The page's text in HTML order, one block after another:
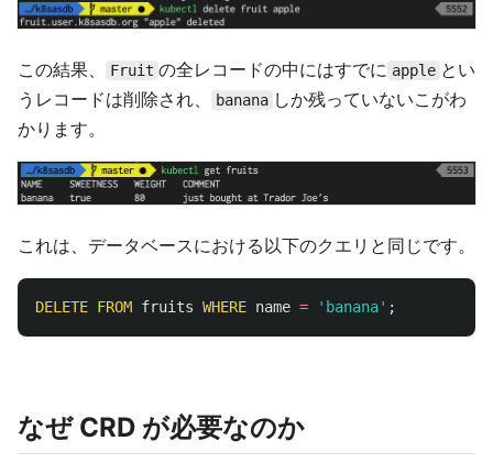
この結果、 Fruit の全レコードの中にはすでに apple とい
うレコードは削除され、
banana しか残っていないこがわ
かります。
これは、データベースにおける以下のクエリと同じです。
DELETE FROM fruits WHERE name = 'banana' ;
なぜ CRD が必要なのか